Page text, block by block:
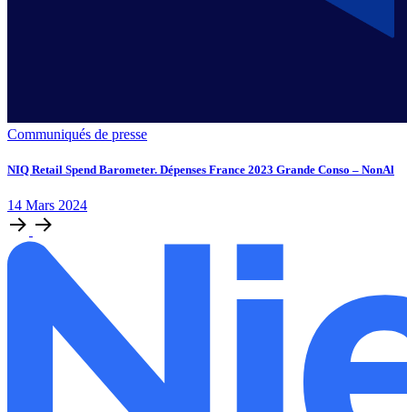
Communiqués de presse
NIQ Retail Spend Barometer. Dépenses France 2023 Grande Conso – NonAl
14 Mars 2024